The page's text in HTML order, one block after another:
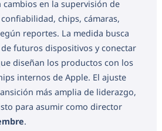
cambios en la supervisión de
chips, cámaras,
reportes. La medida busca
futuros dispositivos y conectar
diseñan los productos con los
internos de Apple. El ajuste
más amplia de liderazgo,
para asumir como director
.